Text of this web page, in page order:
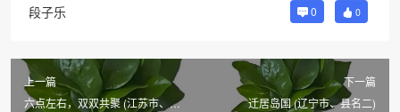
段子乐 0 0
上一篇
六点左右，双双共聚 (江苏市、县
下一篇
迁居岛国 (辽宁市、县名二)